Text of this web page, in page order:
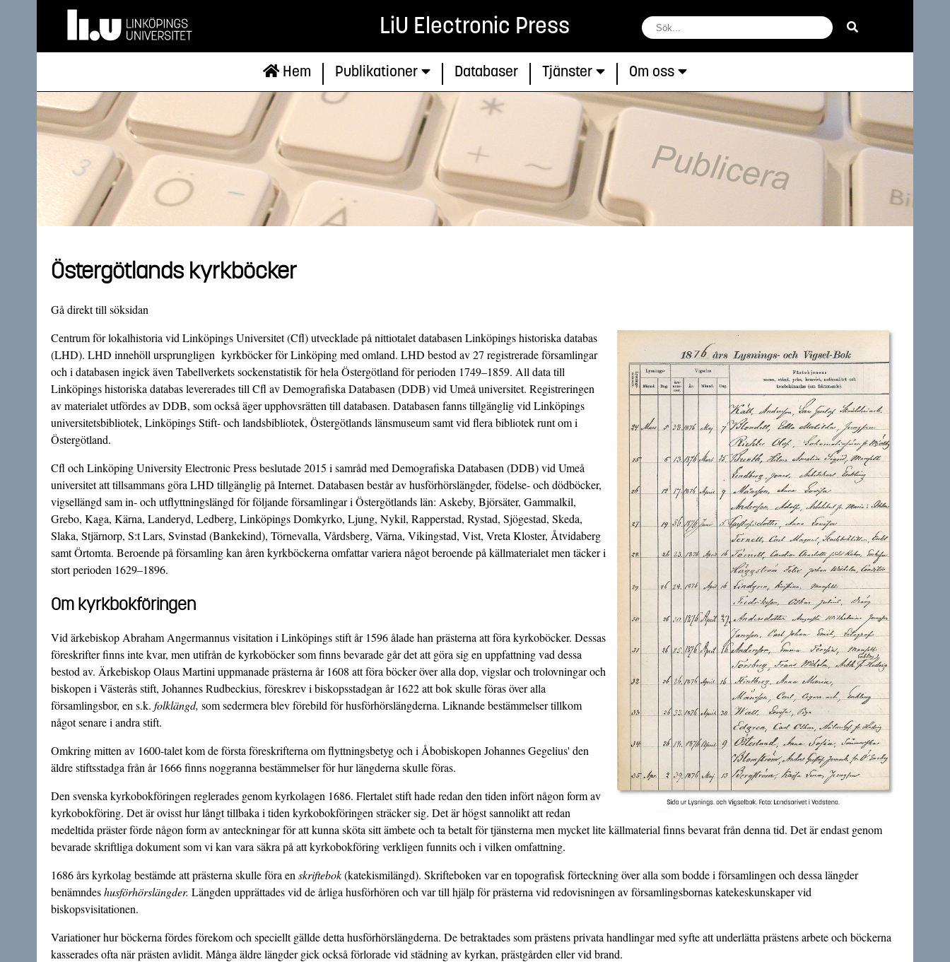
LiU Electronic Press
Hem Publikationer Databaser Tjänster Om oss
Östergötlands kyrkböcker
Gå direkt till söksidan
Centrum för lokalhistoria vid Linköpings Universitet (Cfl) utvecklade på nittiotalet databasen Linköpings historiska databas
(LHD). LHD innehöll ursprungligen kyrkböckerför Linköping med omland. LHD bestod av 27 registrerade församlingar
och i databasen ingick även Tabellverketssockenstatistik för hela Östergötland för perioden 1749–1859. All data till
Linköpings historiska databas levererades till Cfl av Demografiska Databasen (DDB) vid Umeå universitet. Registreringen
av materialet utfördes av DDB, som också äger upphovsrätten till databasen. Databasen fanns tillgänglig vid Linköpings
universitetsbibliotek, Linköpings Stift- och landsbibliotek, Östergötlands länsmuseum samt vid flera bibliotek runt om i
Östergötland.
Cfl och Linköping University Electronic Press beslutade 2015 i samråd med Demografiska Databasen (DDB)vid Umeå
universitetatt tillsammans göra LHD tillgänglig på Internet. Databasen består av husförhörslängder, födelse- och dödböcker,
vigsellängd sam in- och utflyttningslängd för följande församlingar i Östergötlands län: Askeby, Björsäter, Gammalkil,
Grebo, Kaga, Kärna, Landeryd, Ledberg, Linköpings Domkyrko, Ljung, Nykil, Rapperstad, Rystad, Sjögestad, Skeda,
Slaka, Stjärnorp, S:t Lars, Svinstad (Bankekind), Törnevalla, Vårdsberg, Värna, Vikingstad, Vist, Vreta Kloster, Åtvidaberg
samt Örtomta. Beroende på församling kan åren kyrkböckerna omfattar variera något beroende på källmaterialet men täcker i
stort perioden 1629–1896.
Om kyrkbokföringen
Vid ärkebiskop Abraham Angermannus visitation i Linköpings stift år 1596 ålade han prästerna att föra kyrkoböcker. Dessas
föreskrifter finns inte kvar, men utifrån de kyrkoböcker som finns bevarade går det att göra sig en uppfattning vad dessa
bestod av. Ärkebiskop Olaus Martini uppmanade prästerna år 1608 att föra böcker över alla dop, vigslar och trolovningar och
biskopen i Västerås stift, Johannes Rudbeckius, föreskrev i biskopsstadgan år 1622 att bok skulle föras över alla
församlingsbor, en s.k. folklängd, som sedermera blev förebild för husförhörslängderna. Liknande bestämmelser tillkom
något senare i andra stift.
Omkring mitten av 1600-talet kom de första föreskrifterna om flyttningsbetyg och i Åbobiskopen Johannes Gegelius' den
äldre stiftsstadga från år 1666 finns noggranna bestämmelser för hur längderna skulle föras.
Den svenska kyrkobokföringen reglerades genom kyrkolagen 1686. Flertalet stift hade redan den tiden infört någon form av
kyrkobokföring. Det är ovisst hur långt tillbaka i tiden kyrkobokföringen sträcker sig. Det är högst sannolikt att redan
medeltida präster förde någon form av anteckningar för att kunna sköta sitt ämbete och ta betalt för tjänsterna men mycket lite källmaterial finns bevarat från denna tid. Det är endast genom
bevarade skriftliga dokument som vi kan vara säkra på att kyrkobokföring verkligen funnits och i vilken omfattning.
1686 års kyrkolag bestämde att prästerna skulle föra en skriftebok(katekismilängd). Skrifteboken var en topografisk förteckning över alla som bodde i församlingen och dessa längder
benämndeshusförhörslängder. Längden upprättades vid de årliga husförhören och var till hjälp för prästerna vid redovisningen av församlingsbornas katekeskunskaper vid
biskopsvisitationen.
Variationer hur böckerna fördes förekom och speciellt gällde detta husförhörslängderna. De betraktades som prästens privata handlingar med syfte att underlätta prästens arbete och böckerna
kasserades ofta när prästen avlidit. Många äldre längder gick också förlorade vid städning av kyrkan, prästgården eller vid brand.